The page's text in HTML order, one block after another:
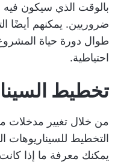
بالوقت الذي سيكون فيه
ضروريين. يمكنهم أيضًا
طوال دورة حياة
احتياطية.
تخطيط
التخطيط للسيناريوهات
يمكنك معرفة ما إذا